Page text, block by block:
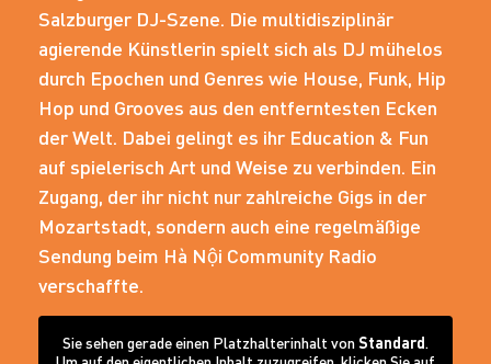
Salzburger DJ-Szene. Die multidisziplinär
agierende Künstlerin spielt sich als DJ mühelos
durch Epochen und Genres wie House, Funk, Hip
Hop und Grooves aus den entferntesten Ecken
der Welt. Dabei gelingt es ihr Education & Fun
auf spielerisch Art und Weise zu verbinden. Ein
Zugang, der ihr nicht nur zahlreiche Gigs in der
Mozartstadt, sondern auch eine regelmäßige
Sendung beim Hà Nội Community Radio
verschaffte.
Sie sehen gerade einen Platzhalterinhalt von Standard